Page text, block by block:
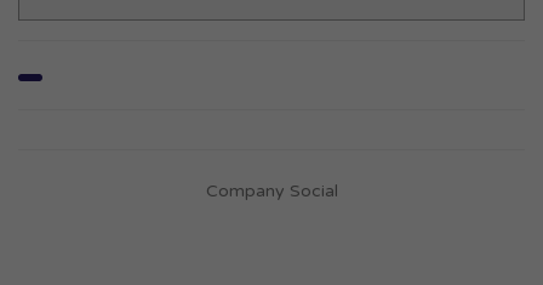
Company Social